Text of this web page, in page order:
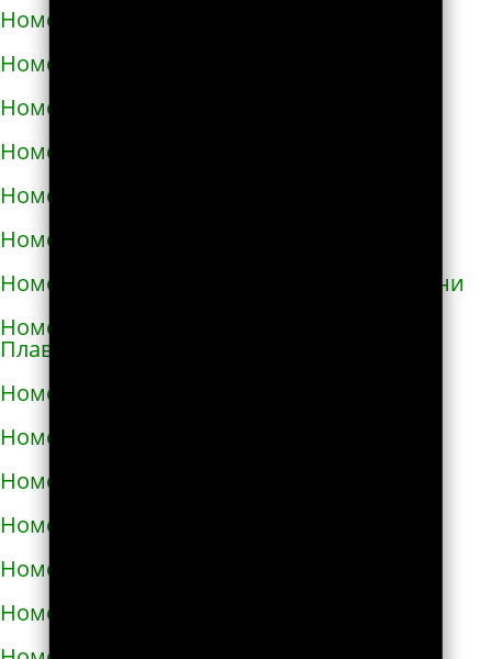
Номера телефонов такси в Вышгороде
Номера телефонов такси в Гайвороне
Номера телефонов такси в Гайсине
Номера телефонов такси в Геническе
Номера телефонов такси в Глухове
Номера телефонов такси в Гнивани
Номера телефонов такси в Голой Пристани
Номера телефонов такси в Горишних
Плавнях
Номера телефонов такси в Городище
Номера телефонов такси в Городке
Номера телефонов такси в Городке
Номера телефонов такси в Гостомеле
Номера телефонов такси в Гребёнке
Номера телефонов такси в Дергачах